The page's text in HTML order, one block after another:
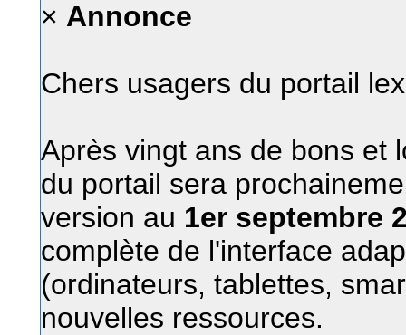
× Annonce
Chers usagers du portail
Après vingt ans de bons et
du portail sera
version au 1er septembre
complète de l'interface
(ordinateurs, tablettes,
nouvelles ressources.